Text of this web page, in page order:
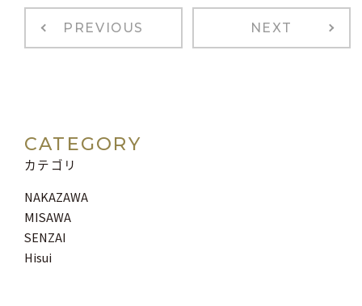
PREVIOUS NEXT
CATEGORY
カテゴリ
NAKAZAWA
MISAWA
SENZAI
Hisui